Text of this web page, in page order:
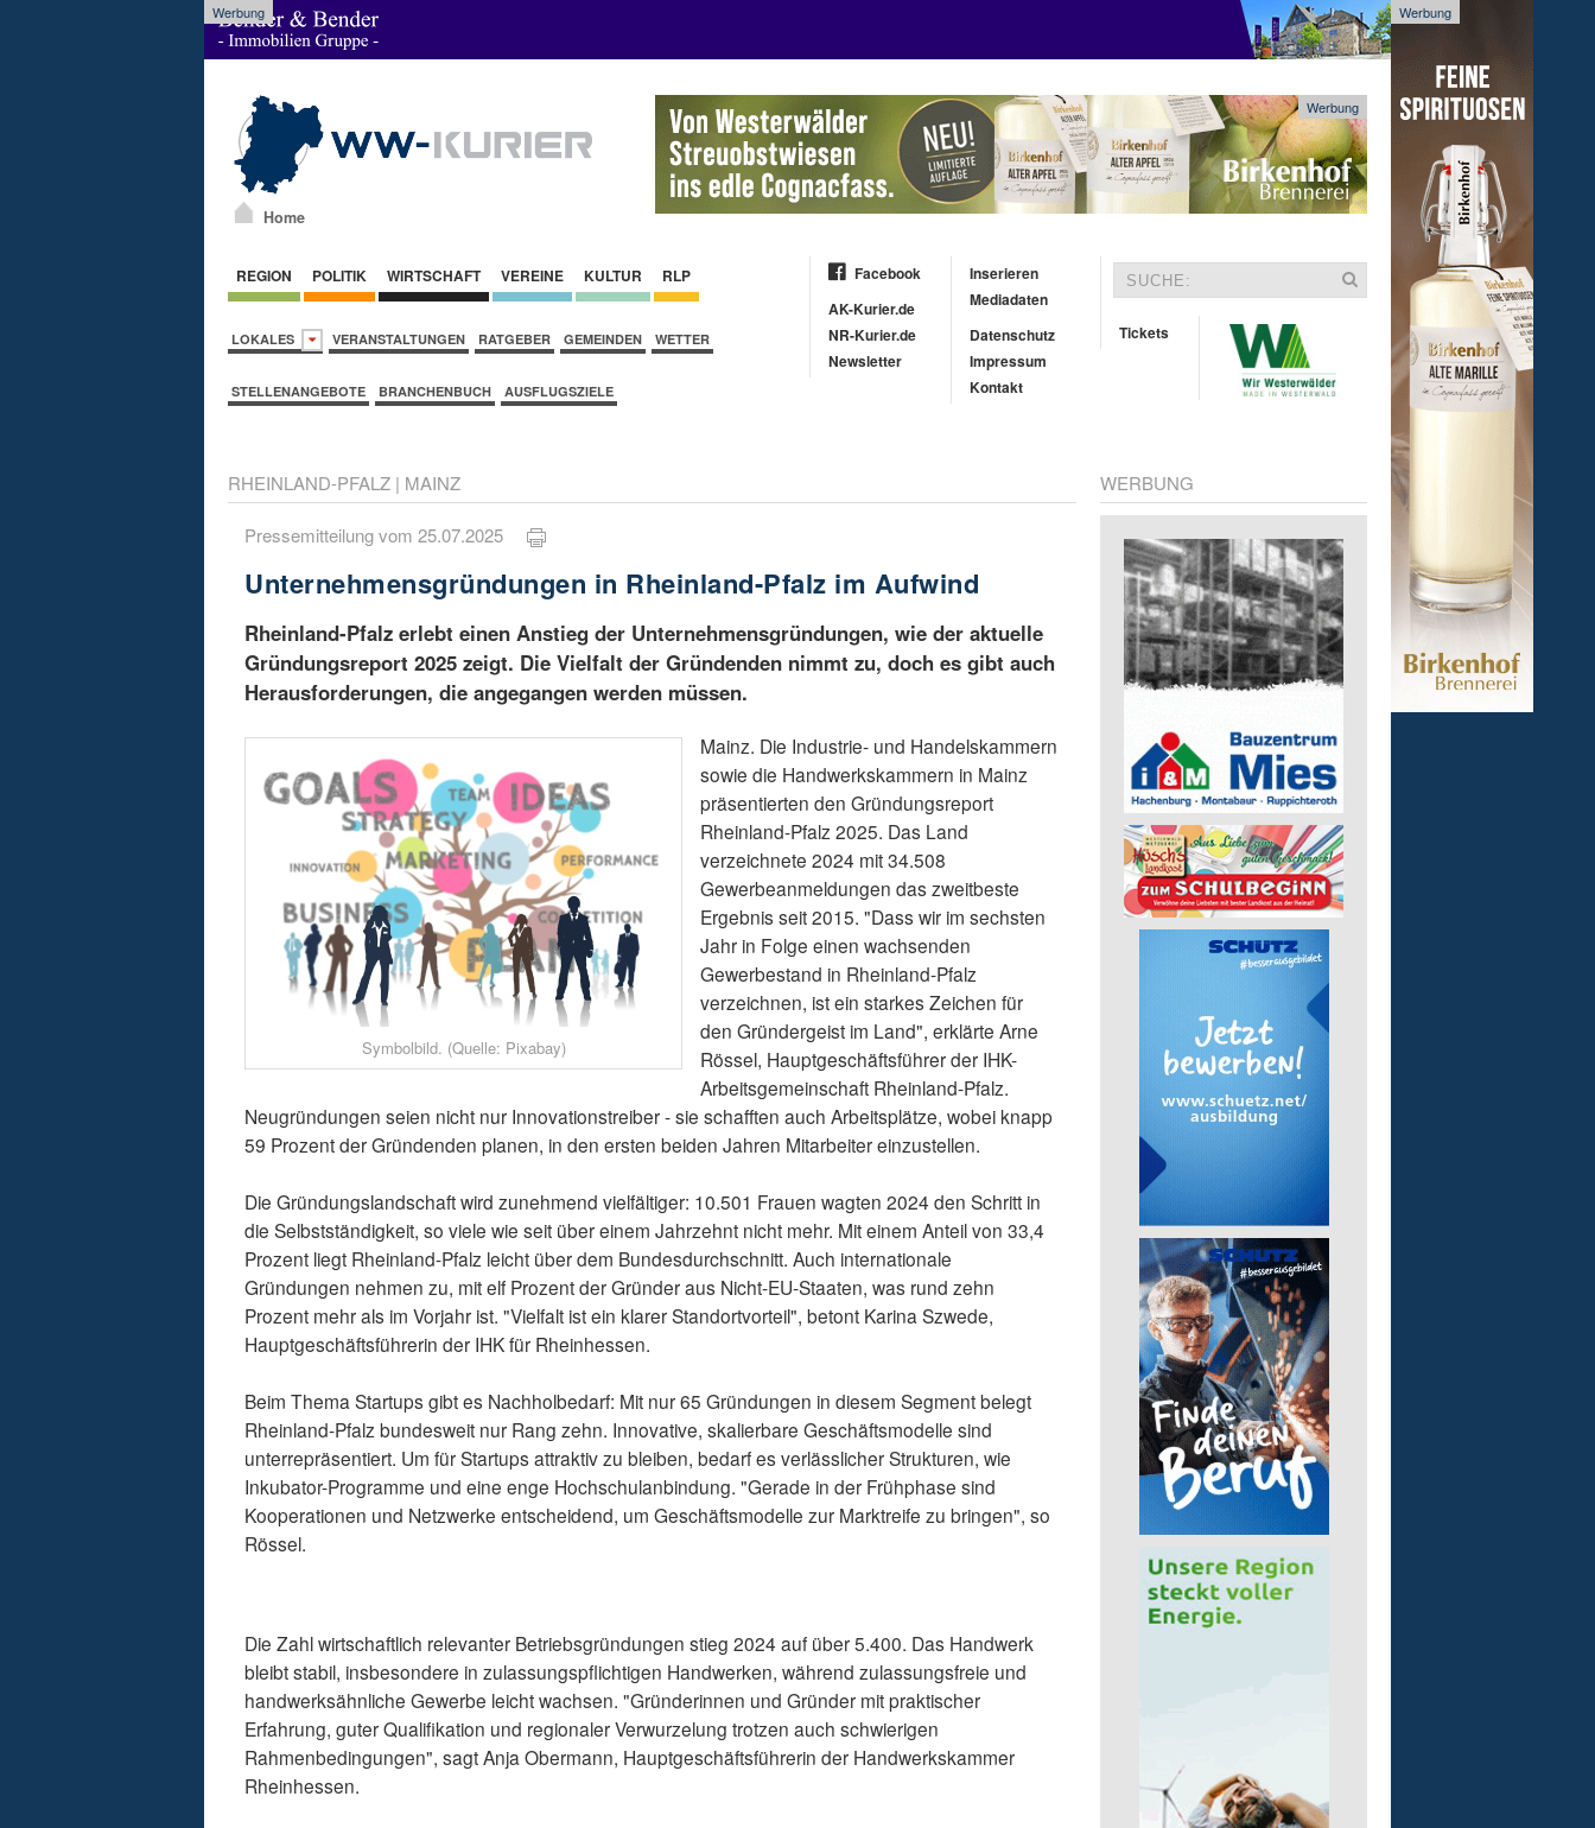
Werbung Werbung
Home
Werbung
REGION POLITIK WIRTSCHAFT VEREINE KULTUR RLP
LOKALES VERANSTALTUNGEN RATGEBER GEMEINDEN WETTER
STELLENANGEBOTE BRANCHENBUCH AUSFLUGSZIELE
Facebook
AK-Kurier.de
NR-Kurier.de
Newsletter
Inserieren
Mediadaten
Datenschutz
Impressum
Kontakt
Tickets
RHEINLAND-PFALZ | MAINZ
Pressemitteilung vom 25.07.2025
Unternehmensgründungen in Rheinland-Pfalz im Aufwind
Rheinland-Pfalz erlebt einen Anstieg der Unternehmensgründungen, wie der aktuelle
Gründungsreport 2025 zeigt. Die Vielfalt der Gründenden nimmt zu, doch es gibt auch
Herausforderungen, die angegangen werden müssen.
Symbolbild. (Quelle: Pixabay)
Mainz. Die Industrie- und Handelskammern
sowie die Handwerkskammern in Mainz
präsentierten den Gründungsreport
Rheinland-Pfalz 2025. Das Land
verzeichnete 2024 mit 34.508
Gewerbeanmeldungen das zweitbeste
Ergebnis seit 2015. "Dass wir im sechsten
Jahr in Folge einen wachsenden
Gewerbestand in Rheinland-Pfalz
verzeichnen, ist ein starkes Zeichen für
den Gründergeist im Land", erklärte Arne
Rössel, Hauptgeschäftsführer der IHK-
Arbeitsgemeinschaft Rheinland-Pfalz.
Neugründungen seien nicht nur Innovationstreiber - sie schafften auch Arbeitsplätze, wobei knapp
59 Prozent der Gründenden planen, in den ersten beiden Jahren Mitarbeiter einzustellen.
Die Gründungslandschaft wird zunehmend vielfältiger: 10.501 Frauen wagten 2024 den Schritt in
die Selbstständigkeit, so viele wie seit über einem Jahrzehnt nicht mehr. Mit einem Anteil von 33,4
Prozent liegt Rheinland-Pfalz leicht über dem Bundesdurchschnitt. Auch internationale
Gründungen nehmen zu, mit elf Prozent der Gründer aus Nicht-EU-Staaten, was rund zehn
Prozent mehr als im Vorjahr ist. "Vielfalt ist ein klarer Standortvorteil", betont Karina Szwede,
Hauptgeschäftsführerin der IHK für Rheinhessen.
Beim Thema Startups gibt es Nachholbedarf: Mit nur 65 Gründungen in diesem Segment belegt
Rheinland-Pfalz bundesweit nur Rang zehn. Innovative, skalierbare Geschäftsmodelle sind
unterrepräsentiert. Um für Startups attraktiv zu bleiben, bedarf es verlässlicher Strukturen, wie
Inkubator-Programme und eine enge Hochschulanbindung. "Gerade in der Frühphase sind
Kooperationen und Netzwerke entscheidend, um Geschäftsmodelle zur Marktreife zu bringen", so
Rössel.
Die Zahl wirtschaftlich relevanter Betriebsgründungen stieg 2024 auf über 5.400. Das Handwerk
bleibt stabil, insbesondere in zulassungspflichtigen Handwerken, während zulassungsfreie und
handwerksähnliche Gewerbe leicht wachsen. "Gründerinnen und Gründer mit praktischer
Erfahrung, guter Qualifikation und regionaler Verwurzelung trotzen auch schwierigen
Rahmenbedingungen", sagt Anja Obermann, Hauptgeschäftsführerin der Handwerkskammer
Rheinhessen.
WERBUNG